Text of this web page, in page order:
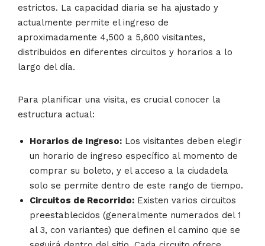
estrictos. La capacidad diaria se ha ajustado y
actualmente permite el ingreso de
aproximadamente 4,500 a 5,600 visitantes,
distribuidos en diferentes circuitos y horarios a lo
largo del día.
Para planificar una visita, es crucial conocer la
estructura actual:
Horarios de Ingreso: Los visitantes deben elegir
un horario de ingreso específico al momento de
comprar su boleto, y el acceso a la ciudadela
solo se permite dentro de este rango de tiempo.
Circuitos de Recorrido: Existen varios circuitos
preestablecidos (generalmente numerados del 1
al 3, con variantes) que definen el camino que se